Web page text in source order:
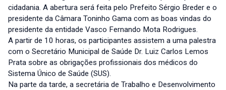
cidadania. A abertura será feita pelo Prefeito Sérgio Breder e o
presidente da Câmara Toninho Gama com as boas vindas do
presidente da entidade Vasco Fernando Mota Rodrigues.
A partir de 10 horas, os participantes assistem a uma palestra
com o Secretário Municipal de Saúde Dr. Luiz Carlos Lemos
Prata sobre as obrigações profissionais dos médicos do
Sistema Único de Saúde (SUS).
Na parte da tarde, a secretária de Trabalho e Desenvolvimento